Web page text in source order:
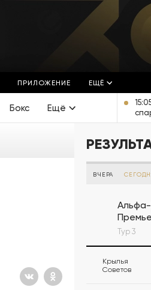
ПРИЛОЖЕНИЕ ЕЩЁ
Бокс Ещё
ВЧЕРА
Альфа-
Тур 3
Крылья
Советов